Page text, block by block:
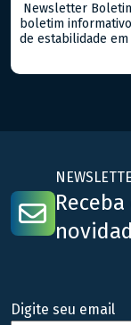
Newsletter
boletim
de estabilidade
Digite seu email